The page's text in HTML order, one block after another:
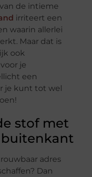
de intieme
irriteert een
waarin allerlei
Maar dat is
ook
je
een
je kunt tot wel
stof met
adres
Dan